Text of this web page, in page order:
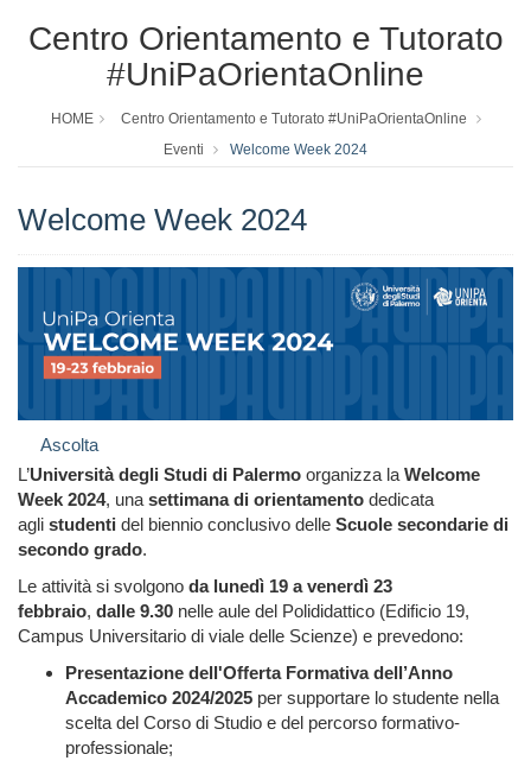
Centro Orientamento e Tutorato
#UniPaOrientaOnline
HOME
Centro Orientamento e Tutorato #UniPaOrientaOnline
Eventi
Welcome Week 2024
Welcome Week 2024
Ascolta
L’Università degli Studi di Palermo organizza la Welcome
Week 2024, una settimana di orientamento dedicata
agli studenti del biennio conclusivo delle Scuole secondarie di
secondo grado.
Le attività si svolgono da lunedì 19 a venerdì 23
febbraio, dalle 9.30 nelle aule del Polididattico (Edificio 19,
Campus Universitario di viale delle Scienze) e prevedono:
Presentazione dell'Offerta Formativa dell’Anno
Accademico 2024/2025 per supportare lo studente nella
scelta del Corso di Studio e del percorso formativo-
professionale;